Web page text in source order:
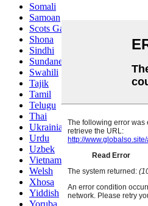
Somali
Samoan
Scots Gaelic
Shona
Sindhi
Sundanese
Swahili
Tajik
Tamil
Telugu
Thai
Ukrainian
Urdu
Uzbek
Vietnamese
Welsh
Xhosa
Yiddish
Yoruba